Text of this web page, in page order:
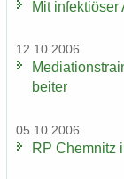
Mit in­fek­tiö­ser
12.10.2006
bei­ter
05.10.2006
RP Chem­nitz